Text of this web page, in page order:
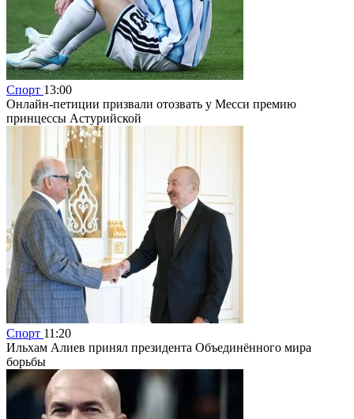
Спорт 13:00
Онлайн-петиции призвали отозвать у Месси премию
принцессы Астурийской
Спорт 11:20
Ильхам Алиев принял президента Объединённого мира
борьбы